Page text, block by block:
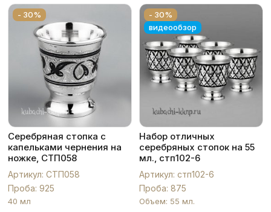
- 30%
Серебряная стопка с
капельками чернения на
ножке, СТП058
Артикул: СТП058
Проба: 925
40 мл
- 30%
видеообзор
Набор отличных
серебряных стопок на 55
мл., стп102-6
Артикул: стп102-6
Проба: 875
Объем: 55 мл.